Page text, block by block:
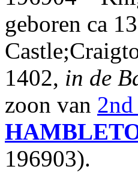
geboren ca
1402, in de
zoon van
196903).